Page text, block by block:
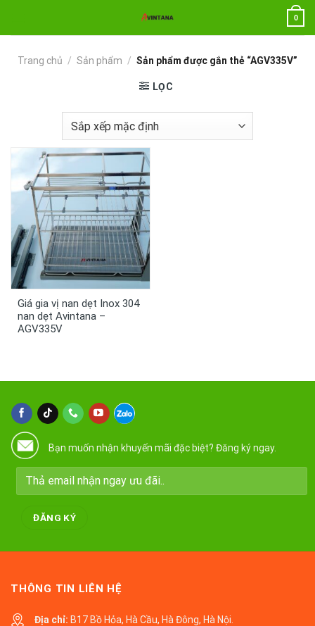
nội
0
Trang chủ / Sản phẩm / Sản phẩm được gắn thẻ “AGV335V”
LỌC
Giá gia vị nan dẹt Inox 304
nan dẹt Avintana –
AGV335V
Bạn muốn nhận khuyến mãi đặc biệt? Đăng ký ngay.
THÔNG TIN LIÊN HỆ
Địa chỉ: B17 Bồ Hỏa, Hà Cầu, Hà Đông, Hà Nội.